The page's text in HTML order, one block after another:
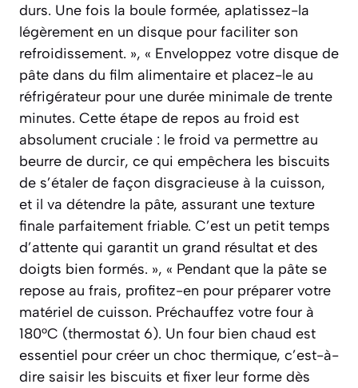
durs. Une fois la boule formée, aplatissez-la
légèrement en un disque pour faciliter son
refroidissement. », « Enveloppez votre disque de
pâte dans du film alimentaire et placez-le au
réfrigérateur pour une durée minimale de trente
minutes. Cette étape de repos au froid est
absolument cruciale : le froid va permettre au
beurre de durcir, ce qui empêchera les biscuits
de s’étaler de façon disgracieuse à la cuisson,
et il va détendre la pâte, assurant une texture
finale parfaitement friable. C’est un petit temps
d’attente qui garantit un grand résultat et des
doigts bien formés. », « Pendant que la pâte se
repose au frais, profitez-en pour préparer votre
matériel de cuisson. Préchauffez votre four à
180°C (thermostat 6). Un four bien chaud est
essentiel pour créer un choc thermique, c’est-à-
dire saisir les biscuits et fixer leur forme dès